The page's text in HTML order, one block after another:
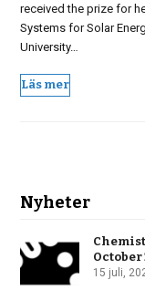
received the prize for
Systems for Solar
University…
Läs mer
Nyheter
October
15 juli,